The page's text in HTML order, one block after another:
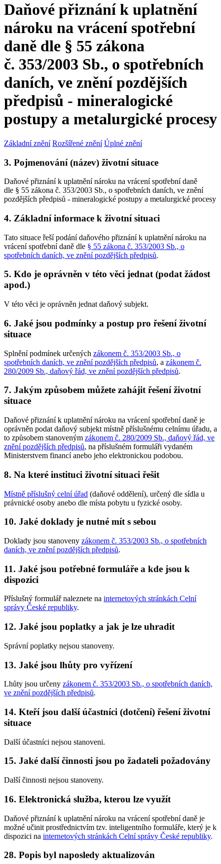
Daňové přiznání k uplatnění
nároku na vrácení spotřební
daně dle § 55 zákona
č. 353/2003 Sb., o spotřebních
daních, ve znění pozdějších
předpisů - mineralogické
postupy a metalurgické procesy
Základní znění Rozšířené znění Úplné znění
3. Pojmenování (název) životní situace
Daňové přiznání k uplatnění nároku na vrácení spotřební daně
dle § 55 zákona č. 353/2003 Sb., o spotřebních daních, ve znění
pozdějších předpisů - mineralogické postupy a metalurgické procesy
4. Základní informace k životní situaci
Tato situace řeší podání daňového přiznání k uplatnění nároku na
vrácení spotřební daně dle § 55 zákona č. 353/2003 Sb., o
spotřebních daních, ve znění pozdějších předpisů.
5. Kdo je oprávněn v této věci jednat (podat žádost
apod.)
V této věci je oprávněn jednat daňový subjekt.
6. Jaké jsou podmínky a postup pro řešení životní
situace
Splnění podmínek určených zákonem č. 353/2003 Sb., o
spotřebních daních, ve znění pozdějších předpisů, a zákonem č.
280/2009 Sb., daňový řád, ve znění pozdějších předpisů.
7. Jakým způsobem můžete zahájit řešení životní
situace
Daňové přiznání k uplatnění nároku na vrácení spotřební daně je
oprávněn podat daňový subjekt místně příslušnému celnímu úřadu, a
to způsobem stanoveným zákonem č. 280/2009 Sb., daňový řád, ve
znění pozdějších předpisů, na příslušném formuláři vydaném
Ministerstvem financí anebo jeho elektronickou podobou.
8. Na které instituci životní situaci řešit
Místně příslušný celní úřad (daňové oddělení), určený dle sídla u
právnické osoby anebo dle místa pobytu u fyzické osoby.
10. Jaké doklady je nutné mít s sebou
Doklady jsou stanoveny zákonem č. 353/2003 Sb., o spotřebních
daních, ve znění pozdějších předpisů.
11. Jaké jsou potřebné formuláře a kde jsou k
dispozici
Příslušný formulář naleznete na internetových stránkách Celní
správy České republiky.
12. Jaké jsou poplatky a jak je lze uhradit
Správní poplatky nejsou stanoveny.
13. Jaké jsou lhůty pro vyřízení
Lhůty jsou určeny zákonem č. 353/2003 Sb., o spotřebních daních,
ve znění pozdějších předpisů.
14. Kteří jsou další účastníci (dotčení) řešení životní
situace
Další účastníci nejsou stanoveni.
15. Jaké další činnosti jsou po žadateli požadovány
Další činnosti nejsou stanoveny.
16. Elektronická služba, kterou lze využít
Daňové přiznání k uplatnění nároku na vrácení spotřební daně je
možné učinit prostřednictvím tzv. inteligentního formuláře, který je k
dispozici na internetových stránkách Celní správy České republiky.
28. Popis byl naposledy aktualizován